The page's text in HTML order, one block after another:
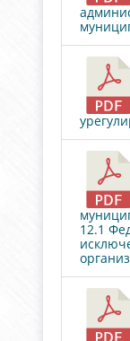
12.1